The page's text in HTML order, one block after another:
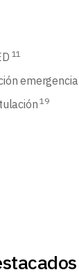
11
emergencia
19